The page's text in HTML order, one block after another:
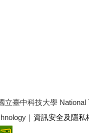
立臺中科技大學 National
｜ 資訊安全及隱私